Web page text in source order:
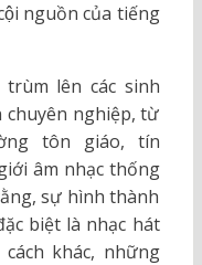
nguồn của tiếng
lên các sinh
chuyên nghiệp, từ
tôn giáo, tín
âm nhạc thống
sự hình thành
biệt là nhạc hát
khác, những